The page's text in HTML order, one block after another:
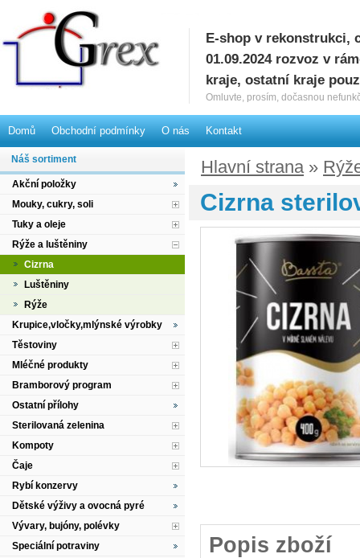
Hlavní strana»
Cizrna
Popis zboží
Náš sortiment
Akční položky
Mouky, cukry, soli
Tuky a oleje
Rýže a luštěniny
Cizrna
Luštěniny
Rýže
Krupice,vločky,mlýnské výrobky
Těstoviny
Mléčné produkty
Bramborový program
Ostatní přílohy
Sterilovaná zelenina
Kompoty
Čaje
Rybí konzervy
Dětské výživy a ovocná pyré
Vývary, bujóny, polévky
Speciální potraviny
G
E-shop v rekonstrukci,
01.09.2024 rozvoz v
kraje, ostatní kraje
Omluvte, prosím, dočasnou
Domů Obchodní podmínky O nás Kontakt